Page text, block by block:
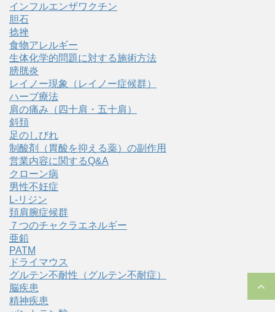
インフルエンザワクチン
胆石
捻挫
食物アレルギー
生体化学的問題に対する施術方法
膀胱炎
レイノー現象（レイノー症候群）
ハーブ療法
肩の痛み（四十肩・五十肩）
斜頚
足のしびれ
制酸剤（胃酸を抑える薬）の副作用
営業内容に関するQ&A
クローン病
男性不妊症
L-リジン
頚肩腕症候群
７つのチャクラエネルギー
亜鉛
PATM
ドライマウス
グルテン不耐性（グルテン不耐症）
脳疾患
精神疾患